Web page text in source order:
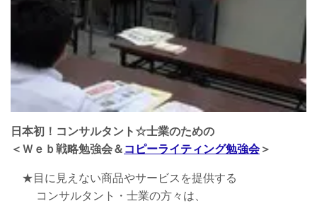
日本初！コンサルタント☆士業のための
＜Ｗｅｂ戦略勉強会＆ コピーライティング勉強会＞
★目に見えない商品やサービスを提供する
コンサルタント・士業の方々は、